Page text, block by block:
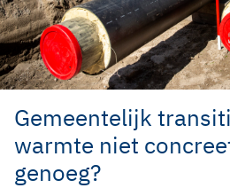
Gemeentelijk
warmte niet
genoeg?